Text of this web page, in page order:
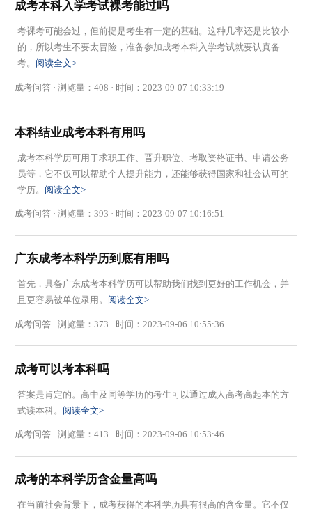
成考本科入学考试裸考能过吗
考裸考可能会过，但前提是考生有一定的基础。这种几率还是比较小
的，所以考生不要太冒险，准备参加成考本科入学考试就要认真备
考。 阅读全文>
成考问答 · 浏览量：408 · 时间：2023-09-07 10:33:19
本科结业成考本科有用吗
成考本科学历可用于求职工作、晋升职位、考取资格证书、申请公务
员等，它不仅可以帮助个人提升能力，还能够获得国家和社会认可的
学历。 阅读全文>
成考问答 · 浏览量：393 · 时间：2023-09-07 10:16:51
广东成考本科学历到底有用吗
首先，具备广东成考本科学历可以帮助我们找到更好的工作机会，并
且更容易被单位录用。 阅读全文>
成考问答 · 浏览量：373 · 时间：2023-09-06 10:55:36
成考可以考本科吗
答案是肯定的。高中及同等学历的考生可以通过成人高考高起本的方
式读本科。 阅读全文>
成考问答 · 浏览量：413 · 时间：2023-09-06 10:53:46
成考的本科学历含金量高吗
在当前社会背景下，成考获得的本科学历具有很高的含金量。它不仅